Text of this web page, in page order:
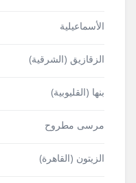
الأسماعيلية
الزقازيق (الشرقية)
بنها (القليوبية)
مرسى مطروح
الزيتون (القاهرة)